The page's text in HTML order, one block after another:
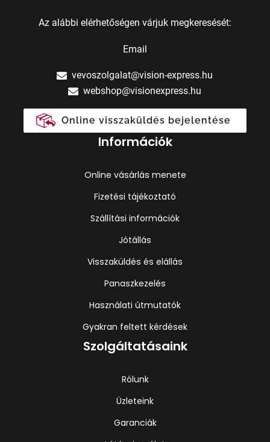
Az alábbi elérhetőségen várjuk megkeresését:
Email
vevoszolgalat@vision-express.hu
webshop@visionexpress.hu
Online visszaküldés bejelentése
Információk
Online vásárlás menete
Fizetési tájékoztató
Szállítási információk
Jótállás
Visszaküldés és elállás
Panaszkezelés
Használati útmutatók
Gyakran feltett kérdések
Szolgáltatásaink
Rólunk
Üzleteink
Garanciák